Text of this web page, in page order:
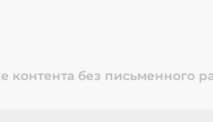
контента без письменного